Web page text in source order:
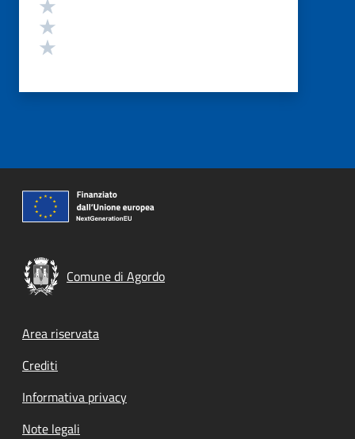
Comune di Agordo
Footer menu
Area riservata
Crediti
Informativa privacy
Note legali